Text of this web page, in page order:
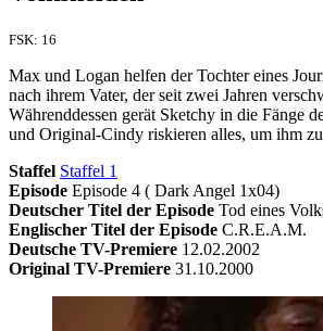
FSK: 16
Max und Logan helfen der Tochter eines
nach ihrem Vater, der seit zwei Jahren
Währenddessen gerät Sketchy in die Fänge
und Original-Cindy riskieren alles, um ihm
Staffel Staffel 1
Episode Episode 4 ( Dark Angel 1x04)
Deutscher Titel der Episode Tod eines
Englischer Titel der Episode C.R.E.A.M.
Deutsche TV-Premiere 12.02.2002
Original TV-Premiere 31.10.2000